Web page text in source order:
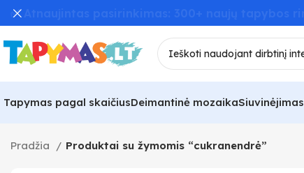
Tapymas pagal skaičiusDeimantinė mozaikaSiuvinėjimas
Pradžia Produktai su žymomis “cukranendrė”
📦 Greitas užsakymų pristatymas – iki 48 val! 🚚